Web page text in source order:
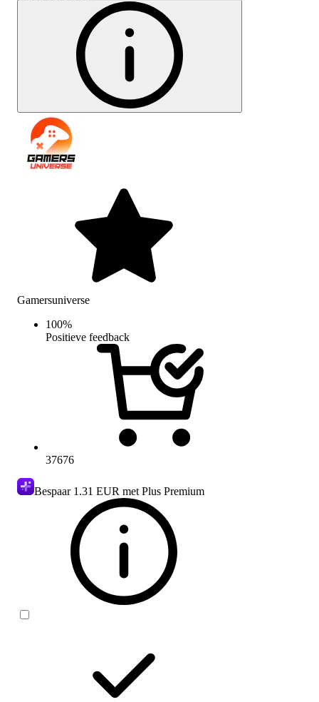
Gamersuniverse
100%
Positieve feedback
37676
Bespaar 1.31 EUR met Plus Premium